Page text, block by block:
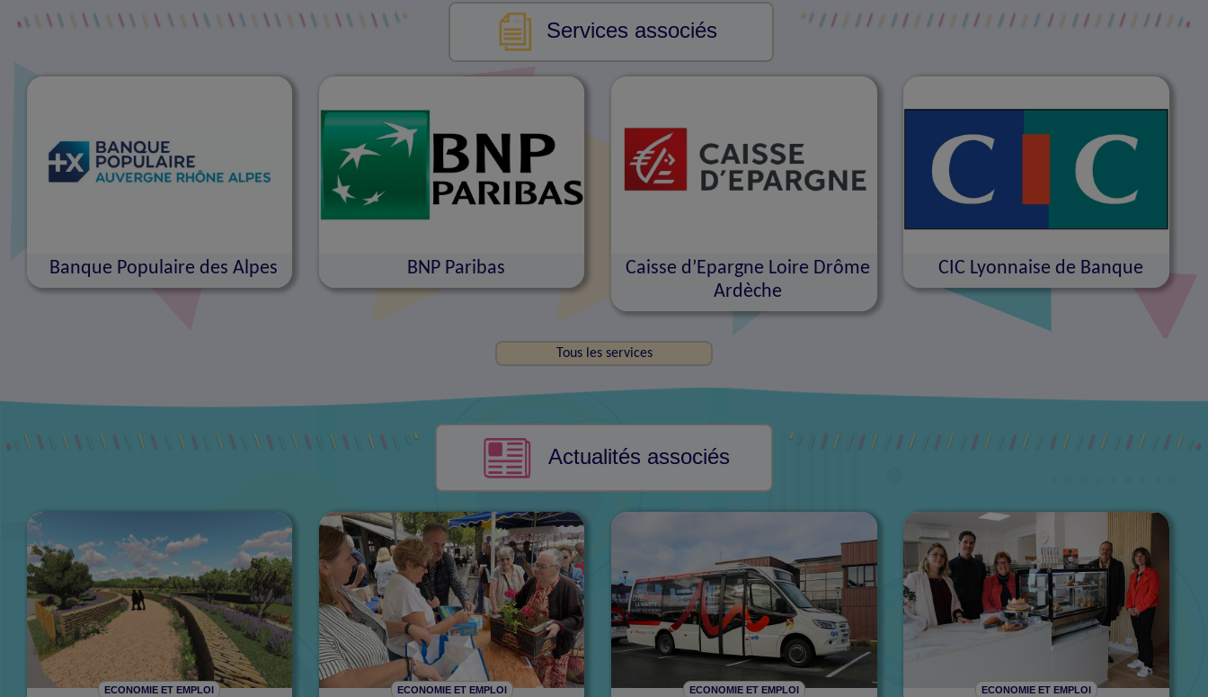
Services associés
Banque Populaire des Alpes BNP Paribas
Caisse d’Epargne Loire Drôme
Ardèche
CIC Lyonnaise de Banque
Tous les services
Actualités associés
ECONOMIE ET EMPLOI ECONOMIE ET EMPLOI ECONOMIE ET EMPLOI ECONOMIE ET EMPLOI